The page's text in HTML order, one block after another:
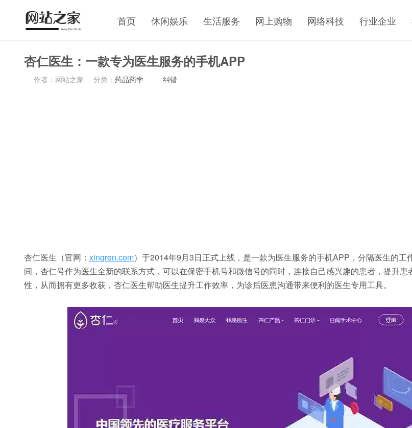
首页 休闲娱乐 生活服务 网上购物 网络科技 行业企业
杏仁医生：一款专为医生服务的手机APP
作者：网站之家 分类： 药品药学 纠错
杏仁医生（官网： xingren.com）于2014年9月3日正式上线，是一款为医生服务的手机APP，分隔医生的工
间，杏仁号作为医生全新的联系方式，可以在保密手机号和微信号的同时，连接自己感兴趣的患者，提升患
性，从而拥有更多收获，杏仁医生帮助医生提升工作效率，为诊后医患沟通带来便利的医生专用工具。